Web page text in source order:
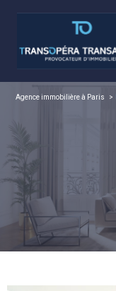
Agence immobilière à Paris